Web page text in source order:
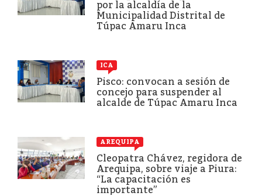
por la alcaldía de la
Municipalidad Distrital de
Túpac Amaru Inca
ICA
Pisco: convocan a sesión de
concejo para suspender al
alcalde de Túpac Amaru Inca
AREQUIPA
Cleopatra Chávez, regidora de
Arequipa, sobre viaje a Piura:
“La capacitación es
importante”